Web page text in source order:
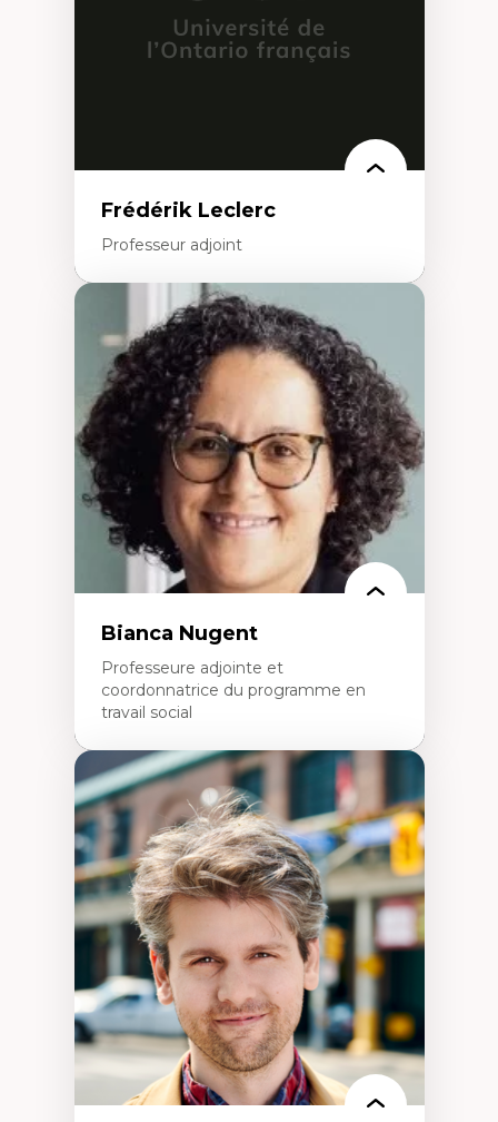
Frédérik Leclerc
Professeur adjoint
Expertises
Théories et pratiques de l’urbanisme
Urbanisme durable
Histoire de l’urbanisme
Théories sur la
territorialité/territorialisation
Bianca Nugent
Professeure adjointe et
coordonnatrice du programme en
travail social
Expertises
Travail social, action et justice sociale
Fondements de l’intervention et des
nouvelles pratiques en travail social et en
éducation inclusive
Minorités linguistiques, offre active et
francophonie plurielle en contexte
linguistique minoritaire
Études critiques sur le handicap, la
neurodiversité, l'agentivité et les injustices
épistémiques
Intersectionnalité et réalités 2SLGBTQ+
Méthodes d’interventions et approches
antiraciste, décoloniale, anti-oppressive
Approche interculturelle critique
Pair-aidance, proche aidance, famille
choisie et soutien mutuel
Intervention de groupe, communautaire,